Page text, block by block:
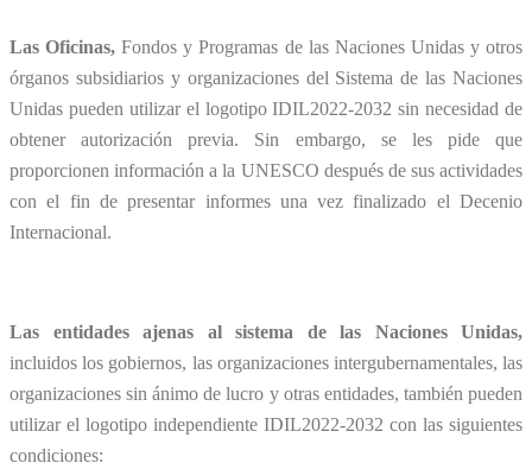
Las Oficinas,Fondos y Programas de las Naciones Unidas y otros
órganos subsidiarios y organizaciones del Sistema de las Naciones
Unidas pueden utilizar el logotipo IDIL2022-2032 sin necesidad de
obtener autorización previa. Sin embargo, se les pide que
proporcionen información a la UNESCO después de sus actividades
con el fin de presentar informes una vez finalizado el Decenio
Internacional.
Las entidades ajenas al sistema de las Naciones Unidas,
incluidos los gobiernos, las organizaciones intergubernamentales, las
organizaciones sin ánimo de lucro y otras entidades, también pueden
utilizar el logotipo independiente IDIL2022-2032 con las siguientes
condiciones: